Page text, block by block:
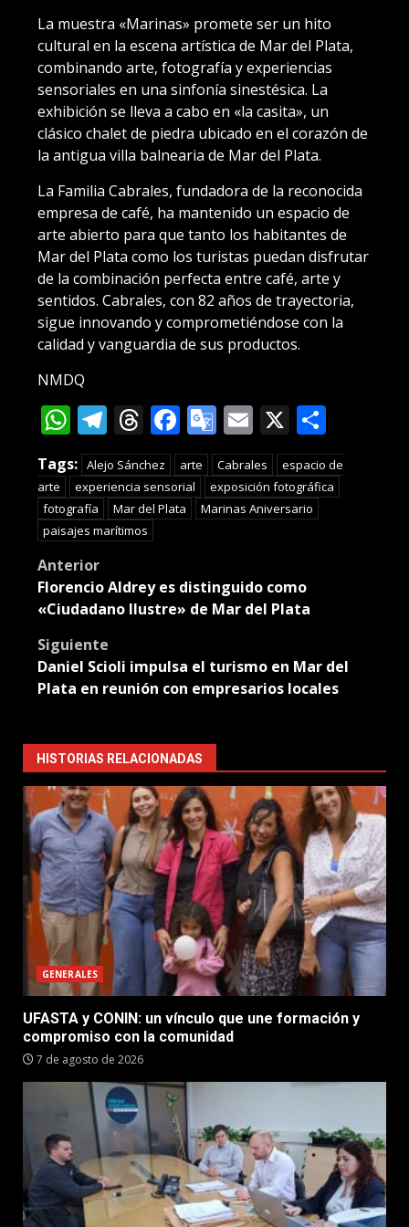
La muestra «Marinas» promete ser un hito
cultural en la escena artística de Mar del Plata,
combinando arte, fotografía y experiencias
sensoriales en una sinfonía sinestésica. La
exhibición se lleva a cabo en «la casita», un
clásico chalet de piedra ubicado en el corazón de
la antigua villa balnearia de Mar del Plata.
La Familia Cabrales, fundadora de la reconocida
empresa de café, ha mantenido un espacio de
arte abierto para que tanto los habitantes de
Mar del Plata como los turistas puedan disfrutar
de la combinación perfecta entre café, arte y
sentidos. Cabrales, con 82 años de trayectoria,
sigue innovando y comprometiéndose con la
calidad y vanguardia de sus productos.
NMDQ
WhatsApp
Telegram
Threads
Facebook
Google
Translate
Email
X
Tags: Alejo Sánchez arte Cabrales
espacio de
arte
experiencia sensorial
exposición fotográfica
fotografía
Mar del Plata
Marinas Aniversario
paisajes marítimos
Post
navigation
Anterior
Florencio Aldrey es distinguido como
«Ciudadano Ilustre» de Mar del Plata
Siguiente
Daniel Scioli impulsa el turismo en Mar del
Plata en reunión con empresarios locales
HISTORIAS RELACIONADAS
GENERALES
UFASTA y CONIN: un vínculo que une formación y
compromiso con la comunidad
7 de agosto de 2026